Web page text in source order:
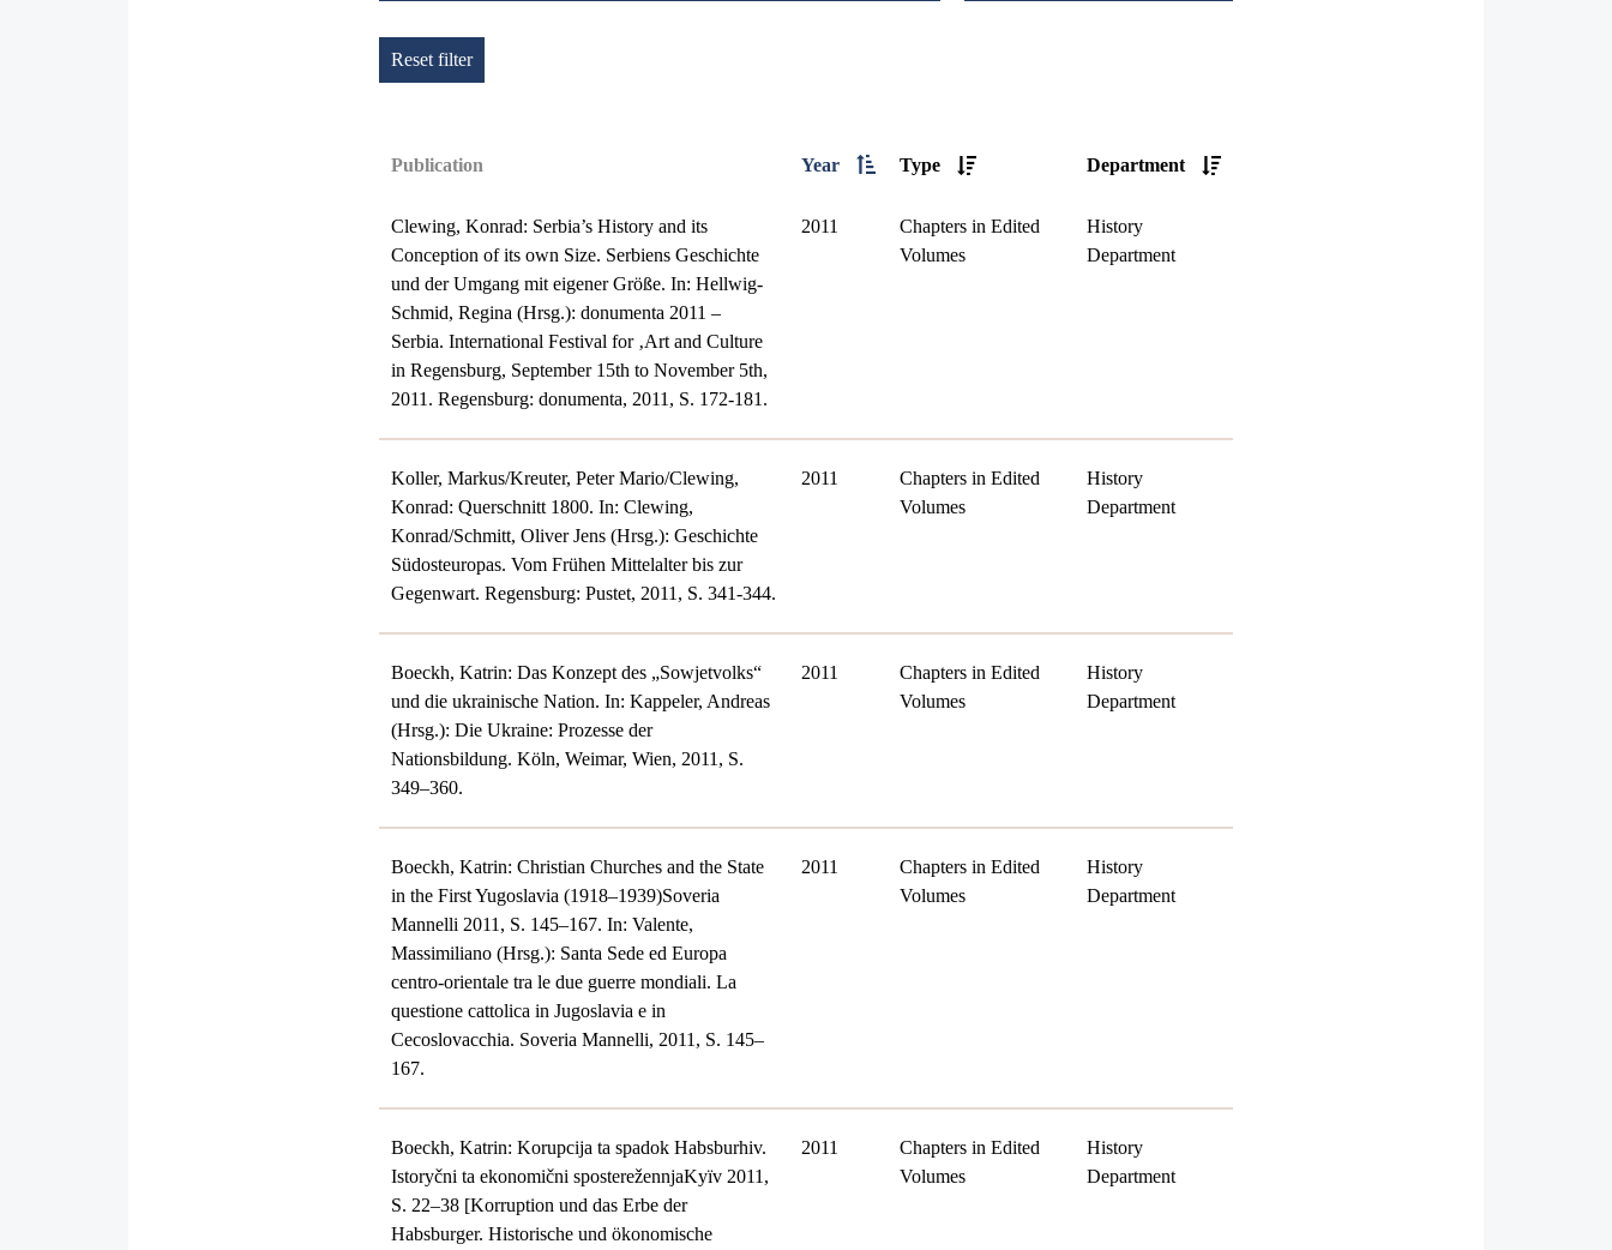
Reset filter
Publication Year Type Department
Clewing, Konrad: Serbia’s History and its
Conception of its own Size. Serbiens Geschichte
und der Umgang mit eigener Größe. In: Hellwig-
Schmid, Regina (Hrsg.): donumenta 2011 –
Serbia. International Festival for ‚Art and Culture
in Regensburg, September 15th to November 5th,
2011. Regensburg: donumenta, 2011, S. 172-181.
2011
Chapters in Edited
Volumes
History
Department
Koller, Markus/Kreuter, Peter Mario/Clewing,
Konrad: Querschnitt 1800. In: Clewing,
Konrad/Schmitt, Oliver Jens (Hrsg.): Geschichte
Südosteuropas. Vom Frühen Mittelalter bis zur
Gegenwart. Regensburg: Pustet, 2011, S. 341-344.
2011
Chapters in Edited
Volumes
History
Department
Boeckh, Katrin: Das Konzept des „Sowjetvolks“
und die ukrainische Nation. In: Kappeler, Andreas
(Hrsg.): Die Ukraine: Prozesse der
Nationsbildung. Köln, Weimar, Wien, 2011, S.
349–360.
2011
Chapters in Edited
Volumes
History
Department
Boeckh, Katrin: Christian Churches and the State
in the First Yugoslavia (1918–1939)Soveria
Mannelli 2011, S. 145–167. In: Valente,
Massimiliano (Hrsg.): Santa Sede ed Europa
centro-orientale tra le due guerre mondiali. La
questione cattolica in Jugoslavia e in
Cecoslovacchia. Soveria Mannelli, 2011, S. 145–
167.
2011
Chapters in Edited
Volumes
History
Department
Boeckh, Katrin: Korupcija ta spadok Habsburhiv.
Istoryčni ta ekonomični sposterežennjaKyïv 2011,
S. 22–38 [Korruption und das Erbe der
Habsburger. Historische und ökonomische
2011
Chapters in Edited
Volumes
History
Department